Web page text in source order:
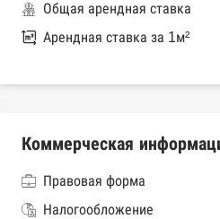
Общая арендная ставка
Арендная ставка за 1м²
Коммерческая
Правовая форма
Налогообложение